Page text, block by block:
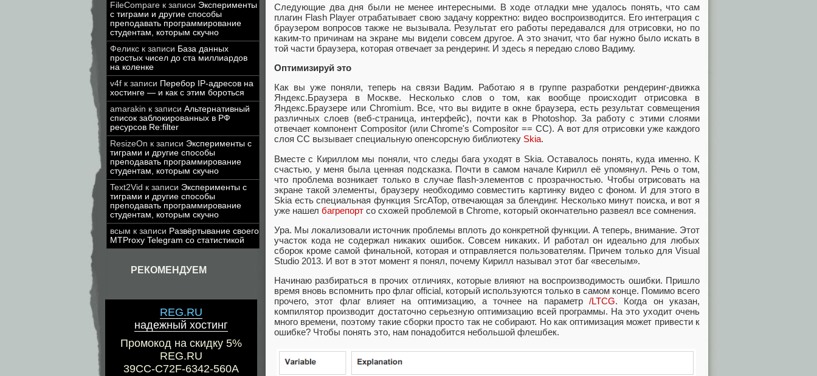
FileCompare к записи Эксперименты
с тиграми и другие способы
преподавать программирование
студентам, которым скучно
Феликс к записи База данных
простых чисел до ста миллиардов
на коленке
v4f к записи Перебор IP-адресов на
хостинге — и как с этим бороться
amarakin к записи Альтернативный
список заблокированных в РФ
ресурсов Re:filter
ResizeOn к записи Эксперименты с
тиграми и другие способы
преподавать программирование
студентам, которым скучно
Text2Vid к записи Эксперименты с
тиграми и другие способы
преподавать программирование
студентам, которым скучно
всым к записи Развёртывание своего
MTProxy Telegram со статистикой
РЕКОМЕНДУЕМ
REG.RU
надежный хостинг
Промокод на скидку 5%
REG.RU
39CC-C72F-6342-560A
Следующие два дня были не менее интересными. В ходе отладки мне удалось понять, что сам
плагин Flash Player отрабатывает свою задачу корректно: видео воспроизводится. Его интеграция с
браузером вопросов также не вызывала. Результат его работы передавался для отрисовки, но по
каким-то причинам на экране мы видели совсем другое. А это значит, что баг нужно было искать в
той части браузера, которая отвечает за рендеринг. И здесь я передаю слово Вадиму.
Оптимизируй это
Как вы уже поняли, теперь на связи Вадим. Работаю я в группе разработки рендеринг-движка
Яндекс.Браузера в Москве. Несколько слов о том, как вообще происходит отрисовка в
Яндекс.Браузере или Chromium. Все, что вы видите в окне браузера, есть результат совмещения
различных слоев (веб-страница, интерфейс), почти как в Photoshop. За работу с этими слоями
отвечает компонент Compositor (или Chrome's Compositor == CC). А вот для отрисовки уже каждого
слоя СС вызывает специальную опенсорсную библиотеку Skia.
Вместе с Кириллом мы поняли, что следы бага уходят в Skia. Оставалось понять, куда именно. К
счастью, у меня была ценная подсказка. Почти в самом начале Кирилл её упомянул. Речь о том,
что проблема возникает только в случае flash-элементов с прозрачностью. Чтобы отрисовать на
экране такой элементы, браузеру необходимо совместить картинку видео с фоном. И для этого в
Skia есть специальная функция SrcATop, отвечающая за блендинг. Несколько минут поиска, и вот я
уже нашел багрепорт со схожей проблемой в Chrome, который окончательно развеял все сомнения.
Ура. Мы локализовали источник проблемы вплоть до конкретной функции. А теперь, внимание. Этот
участок кода не содержал никаких ошибок. Совсем никаких. И работал он идеально для любых
сборок кроме самой финальной, которая и отправляется пользователям. Причем только для Visual
Studio 2013. И вот в этот момент я понял, почему Кирилл называл этот баг «веселым».
Начинаю разбираться в прочих отличиях, которые влияют на воспроизводимость ошибки. Пришло
время вновь вспомнить про флаг official, который используются только в самом конце. Помимо всего
прочего, этот флаг влияет на оптимизацию, а точнее на параметр/LTCG. Когда он указан,
компилятор производит достаточно серьезную оптимизацию всей программы. На это уходит очень
много времени, поэтому такие сборки просто так не собирают. Но как оптимизация может привести к
ошибке? Чтобы понять это, нам понадобится небольшой флешбек.